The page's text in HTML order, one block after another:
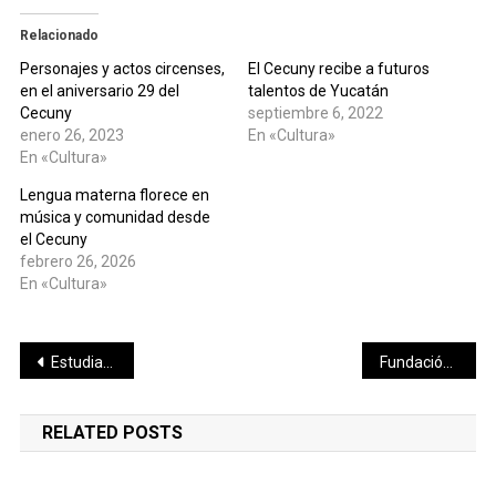
Relacionado
Personajes y actos circenses,
en el aniversario 29 del
Cecuny
enero 26, 2023
En «Cultura»
El Cecuny recibe a futuros
talentos de Yucatán
septiembre 6, 2022
En «Cultura»
Lengua materna florece en
música y comunidad desde
el Cecuny
febrero 26, 2026
En «Cultura»
Navegación
de
entradas
Estudiantes de Valladolid participan en Jornadas por la Paz
RELATED POSTS